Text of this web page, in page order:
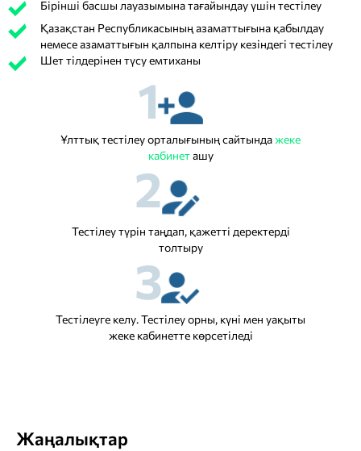
Бірінші басшы лауазымына тағайындау үшін тестілеу
Қазақстан Республикасының азаматтығына қабылдау
немесе азаматтығын қалпына келтіру кезіндегі тестілеу
Шет тілдерінен түсу емтиханы
1
Ұлттық тестілеу орталығының сайтындажеке
кабинеташу
2
Тестілеу түрін таңдап, қажетті деректерді
толтыру
3
Тестілеуге келу. Тестілеу орны, күні мен уақыты
жеке кабинетте көрсетіледі
Жаңалықтар